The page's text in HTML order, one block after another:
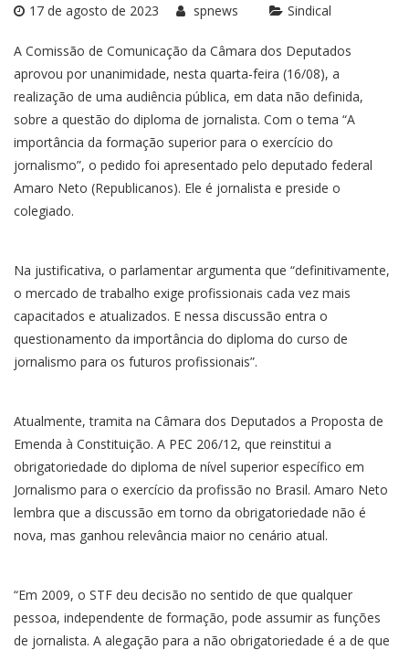
17 de agosto de 2023 spnews Sindical
A Comissão de Comunicação da Câmara dos Deputados
aprovou por unanimidade, nesta quarta-feira (16/08), a
realização de uma audiência pública, em data não definida,
sobre a questão do diploma de jornalista. Com o tema “A
importância da formação superior para o exercício do
jornalismo”, o pedido foi apresentado pelo deputado federal
Amaro Neto (Republicanos). Ele é jornalista e preside o
colegiado.
Na justificativa, o parlamentar argumenta que “definitivamente,
o mercado de trabalho exige profissionais cada vez mais
capacitados e atualizados. E nessa discussão entra o
questionamento da importância do diploma do curso de
jornalismo para os futuros profissionais”.
Atualmente, tramita na Câmara dos Deputados a Proposta de
Emenda à Constituição. A PEC 206/12, que reinstitui a
obrigatoriedade do diploma de nível superior específico em
Jornalismo para o exercício da profissão no Brasil. Amaro Neto
lembra que a discussão em torno da obrigatoriedade não é
nova, mas ganhou relevância maior no cenário atual.
“Em 2009, o STF deu decisão no sentido de que qualquer
pessoa, independente de formação, pode assumir as funções
de jornalista. A alegação para a não obrigatoriedade é a de que